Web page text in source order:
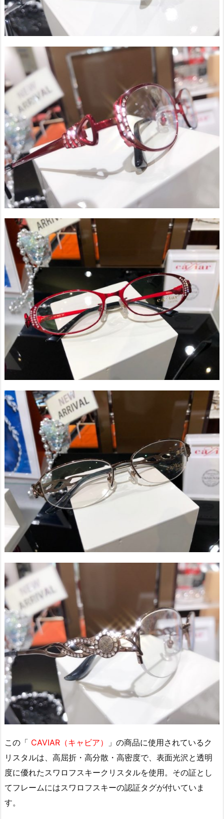
この「 CAVIAR（キャビア）
」の商品に使用されているク
リスタルは、高屈折・高分散・高密度で、表面光沢と透明
度に優れたスワロフスキークリスタルを使用。その証とし
てフレームにはスワロフスキーの認証タグが付いていま
す。